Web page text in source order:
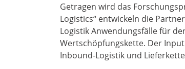
Getragen wird das
Logistics“ entwickeln die
Logistik Anwendungsfälle für
Wertschöpfungskette. Der
Inbound-Logistik und